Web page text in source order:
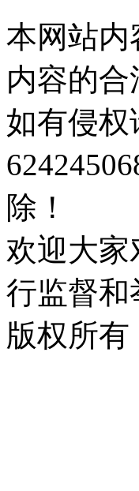
本网站内
内容的
如有侵
除！
欢迎大
行监督和
版权所